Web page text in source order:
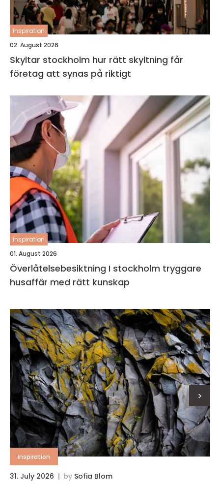
inspiration
02. August 2026
Skyltar stockholm hur rätt skyltning får
företag att synas på riktigt
inspiration
01. August 2026
Överlåtelsebesiktning I stockholm tryggare
husaffär med rätt kunskap
inspiration
31. July 2026 by Sofia Blom
>